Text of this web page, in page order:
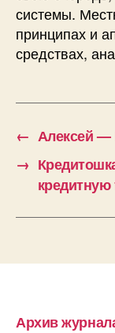
системы.
принципах и
средствах,
← Алексей —
→
кредитную
Архив